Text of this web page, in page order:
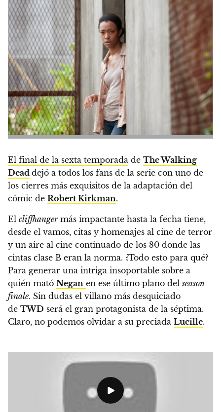
El final de la sexta temporada de The Walking
Dead dejó a todos los fans de la serie con uno de
los cierres más exquisitos de la adaptación del
cómic de Robert Kirkman.
El cliffhangermás impactante hasta la fecha tiene,
desde el vamos, citas y homenajes al cine de terror
y un aire al cine continuado de los 80 donde las
cintas clase B eran la norma. ¿Todo esto para qué?
Para generar una intriga insoportable sobre a
quién mató Negan en ese último plano delseason
finale. Sin dudas el villano más desquiciado
de TWD será el gran protagonista de la séptima.
Claro, no podemos olvidar a su preciada Lucille.